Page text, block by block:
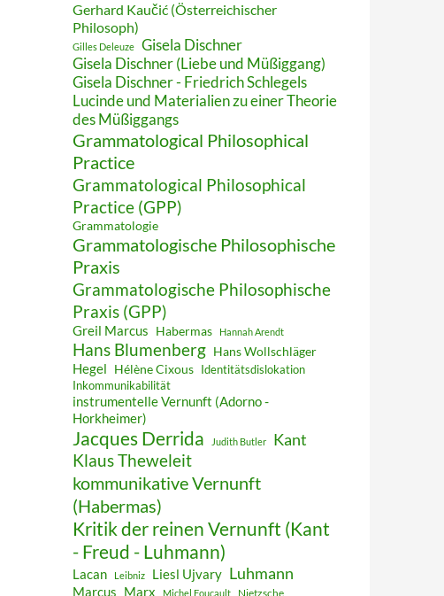
Gerhard Kaučić (Österreichischer
Philosoph)
Gilles Deleuze
Gisela Dischner
Gisela Dischner (Liebe und Müßiggang)
Gisela Dischner - Friedrich Schlegels
Lucinde und Materialien zu einer Theorie
des Müßiggangs
Grammatological Philosophical
Practice
Grammatological Philosophical
Practice (GPP)
Grammatologie
Grammatologische Philosophische
Praxis
Grammatologische Philosophische
Praxis (GPP)
Greil Marcus Habermas Hannah Arendt
Hans Blumenberg Hans Wollschläger
Hegel Hélène Cixous Identitätsdislokation
Inkommunikabilität
instrumentelle Vernunft (Adorno -
Horkheimer)
Jacques Derrida Judith Butler Kant
Klaus Theweleit
kommunikative Vernunft
(Habermas)
Kritik der reinen Vernunft (Kant
- Freud - Luhmann)
Lacan Leibniz Liesl Ujvary Luhmann
Marcus Marx Michel Foucault Nietzsche